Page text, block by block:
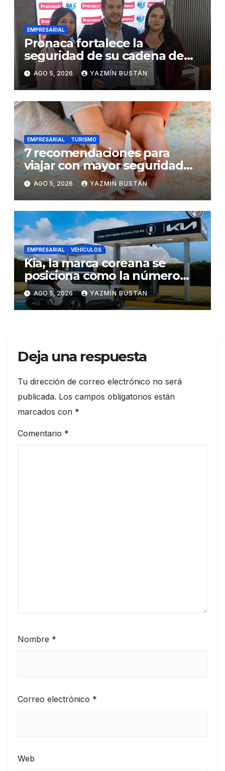
EMPRESARIAL
Pronaca fortalece la
seguridad de su cadena de
suministro con certificación
BASC en dos plantas
AGO 5, 2026 YAZMÍN BUSTÁN
EMPRESARIAL TURISMO
7 recomendaciones para
viajar con mayor seguridad
dentro y fuera del Ecuador
AGO 5, 2026 YAZMÍN BUSTÁN
EMPRESARIAL VEHÍCULOS
Kia, la marca coreana se
posiciona como la número
uno en ventas de vehículos
eléctricos en Ecuador
durante julio
AGO 5, 2026 YAZMÍN BUSTÁN
Deja una respuesta
Tu dirección de correo electrónico no será
publicada. Los campos obligatorios están
marcados con *
Comentario *
Nombre *
Correo electrónico *
Web